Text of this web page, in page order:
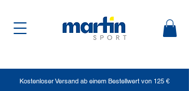
Kostenloser Versand ab einem Bestellwert von 125 €